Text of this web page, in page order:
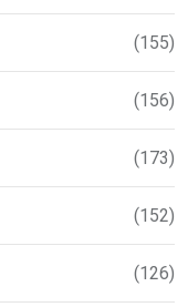
(155)
(156)
(173)
(152)
(126)